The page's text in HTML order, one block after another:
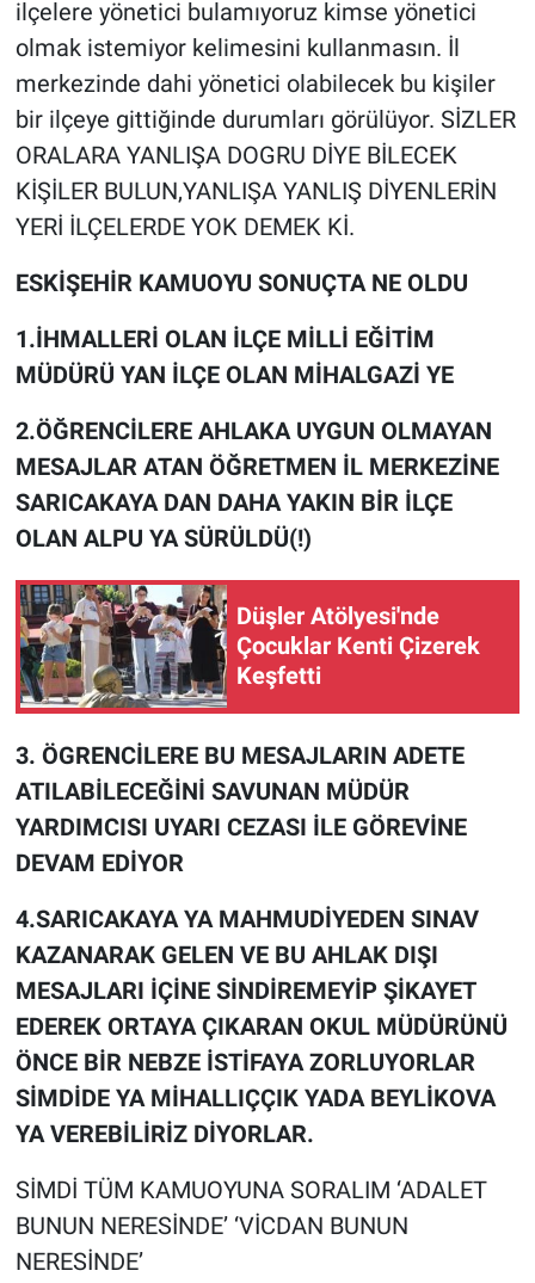
ilçelere yönetici bulamıyoruz kimse yönetici
olmak istemiyor kelimesini kullanmasın. İl
merkezinde dahi yönetici olabilecek bu kişiler
bir ilçeye gittiğinde durumları görülüyor. SİZLER
ORALARA YANLIŞA DOGRU DİYE BİLECEK
KİŞİLER BULUN,YANLIŞA YANLIŞ DİYENLERİN
YERİ İLÇELERDE YOK DEMEK Kİ.
ESKİŞEHİR KAMUOYU SONUÇTA NE OLDU
1.İHMALLERİ OLAN İLÇE MİLLİ EĞİTİM
MÜDÜRÜ YAN İLÇE OLAN MİHALGAZİ YE
2.ÖĞRENCİLERE AHLAKA UYGUN OLMAYAN
MESAJLAR ATAN ÖĞRETMEN İL MERKEZİNE
SARICAKAYA DAN DAHA YAKIN BİR İLÇE
OLAN ALPU YA SÜRÜLDÜ(!)
Düşler Atölyesi'nde
Çocuklar Kenti Çizerek
Keşfetti
3. ÖGRENCİLERE BU MESAJLARIN ADETE
ATILABİLECEĞİNİ SAVUNAN MÜDÜR
YARDIMCISI UYARI CEZASI İLE GÖREVİNE
DEVAM EDİYOR
4.SARICAKAYA YA MAHMUDİYEDEN SINAV
KAZANARAK GELEN VE BU AHLAK DIŞI
MESAJLARI İÇİNE SİNDİREMEYİP ŞİKAYET
EDEREK ORTAYA ÇIKARAN OKUL MÜDÜRÜNÜ
ÖNCE BİR NEBZE İSTİFAYA ZORLUYORLAR
SİMDİDE YA MİHALLIÇÇIK YADA BEYLİKOVA
YA VEREBİLİRİZ DİYORLAR.
SİMDİ TÜM KAMUOYUNA SORALIM ‘ADALET
BUNUN NERESİNDE’ ‘VİCDAN BUNUN
NERESİNDE’